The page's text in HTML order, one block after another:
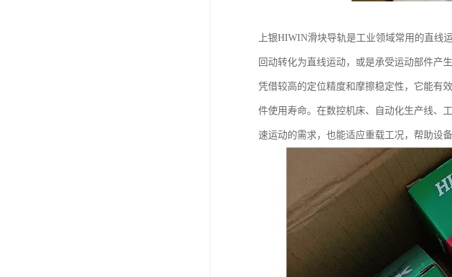
上银HIWIN滑块导轨是工业领域常用的直
回动转化为直线运动，或是承受运动部件产
凭借较高的定位精度和摩擦稳定性，它能有
件使用寿命。在数控机床、自动化生产线、
速运动的需求，也能适应重载工况，帮助设